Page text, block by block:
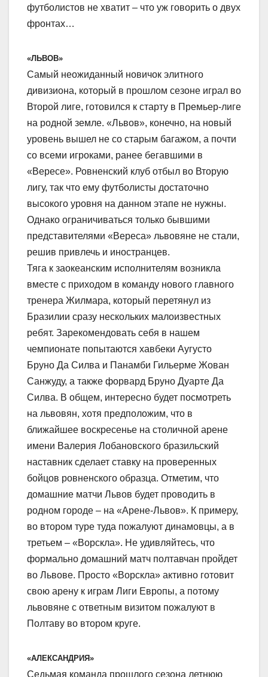
футболистов не хватит – что уж говорить о двух
фронтах…
«ЛЬВОВ»
Самый неожиданный новичок элитного
дивизиона, который в прошлом сезоне играл во
Второй лиге, готовился к старту в Премьер-лиге
на родной земле. «Львов», конечно, на новый
уровень вышел не со старым багажом, а почти
со всеми игроками, ранее бегавшими в
«Вересе». Ровненский клуб отбыл во Вторую
лигу, так что ему футболисты достаточно
высокого уровня на данном этапе не нужны.
Однако ограничиваться только бывшими
представителями «Вереса» львовяне не стали,
решив привлечь и иностранцев.
Тяга к заокеанским исполнителям возникла
вместе с приходом в команду нового главного
тренера Жилмара, который перетянул из
Бразилии сразу нескольких малоизвестных
ребят. Зарекомендовать себя в нашем
чемпионате попытаются хавбеки Аугусто
Бруно Да Силва и Панамби Гильерме Жован
Санжуду, а также форвард Бруно Дуарте Да
Силва. В общем, интересно будет посмотреть
на львовян, хотя предположим, что в
ближайшее воскресенье на столичной арене
имени Валерия Лобановского бразильский
наставник сделает ставку на проверенных
бойцов ровненского образца. Отметим, что
домашние матчи Львов будет проводить в
родном городе – на «Арене-Львов». К примеру,
во втором туре туда пожалуют динамовцы, а в
третьем – «Ворскла». Не удивляйтесь, что
формально домашний матч полтавчан пройдет
во Львове. Просто «Ворскла» активно готовит
свою арену к играм Лиги Европы, а потому
львовяне с ответным визитом пожалуют в
Полтаву во втором круге.
«АЛЕКСАНДРИЯ»
Седьмая команда прошлого сезона летнюю